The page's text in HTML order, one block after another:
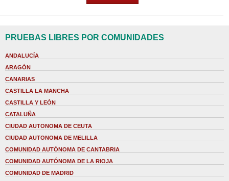
PRUEBAS LIBRES POR COMUNIDADES
ANDALUCÍA
ARAGÓN
CANARIAS
CASTILLA LA MANCHA
CASTILLA Y LEÓN
CATALUÑA
CIUDAD AUTONOMA DE CEUTA
CIUDAD AUTONOMA DE MELILLA
COMUNIDAD AUTÓNOMA DE CANTABRIA
COMUNIDAD AUTÓNOMA DE LA RIOJA
COMUNIDAD DE MADRID